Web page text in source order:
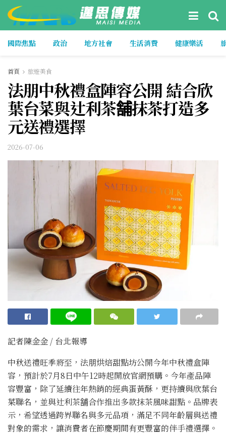
國際焦點 政治 地方社會 生活消費 健康樂活
首頁 旅遊美食
法朋中秋禮盒陣容公開 結合欣
葉台菜與辻利茶舗抹茶打造多
元送禮選擇
2026-07-06
記者陳金金 / 台北報導
中秋送禮旺季將至，法朋烘焙甜點坊公開今年中秋禮盒陣
容，預計於7月8日中午12時起開放官網預購。今年產品陣
容豐富，除了延續往年熱銷的經典蛋黃酥，更持續與欣葉台
菜聯名，並與辻利茶舗合作推出多款抹茶風味甜點。品牌表
示，希望透過跨界聯名與多元品項，滿足不同年齡層與送禮
對象的需求，讓消費者在節慶期間有更豐富的伴手禮選擇。